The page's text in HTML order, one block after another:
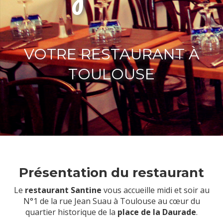
VOTRE RESTAURANT À
TOULOUSE
Présentation du restaurant
Le restaurant Santine vous accueille midi et soir au
N°1 de la rue Jean Suau à Toulouse au cœur du
quartier historique de la place de la Daurade.